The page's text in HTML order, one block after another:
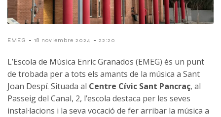
EMEG - 18 noviembre 2024 - 22:20
L’Escola de Música Enric Granados (EMEG) és un punt
de trobada per a tots els amants de la música a Sant
Joan Despí. Situada al Centre Cívic Sant Pancraç, al
Passeig del Canal, 2, l’escola destaca per les seves
instal·lacions i la seva vocació de fer arribar la música a